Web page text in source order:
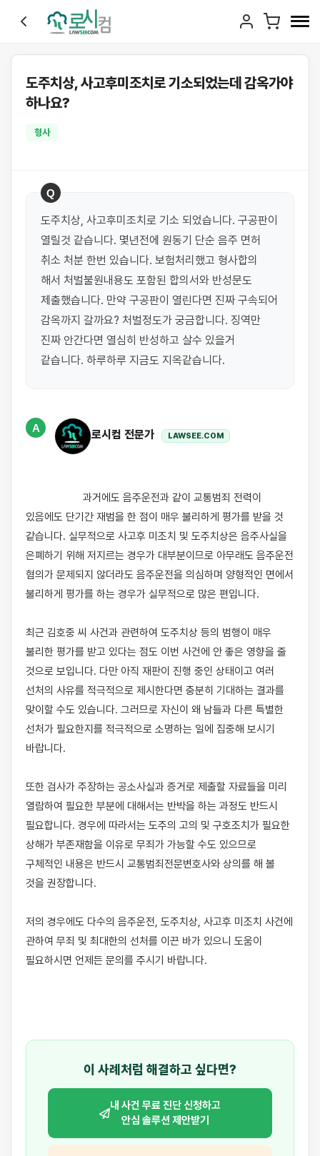
도주치상, 사고후미조치로 기소되었는데 감옥가야
하나요?
형사
Q
도주치상, 사고후미조치로 기소 되었습니다. 구공판이
열릴것 같습니다. 몇년전에 원동기 단순 음주 면허
취소 처분 한번 있습니다. 보험처리했고 형사합의
해서 처벌불원내용도 포함된 합의서와 반성문도
제출했습니다. 만약 구공판이 열린다면 진짜 구속되어
감옥까지 갈까요? 처벌정도가 궁금합니다. 징역만
진짜 안간다면 열심히 반성하고 살수 있을거
같습니다. 하루하루 지금도 지옥같습니다.
A
로시컴 전문가 LAWSEE.COM
있음에도 단기간 재범을 한 점이 매우 불리하게 평가를 받을 것
같습니다. 실무적으로 사고후 미조치 및 도주치상은 음주사실을
은폐하기 위해 저지르는 경우가 대부분이므로 아무래도 음주운전
혐의가 문제되지 않더라도 음주운전을 의심하며 양형적인 면에서
불리하게 평가를 하는 경우가 실무적으로 많은 편입니다.
최근 김호중 씨 사건과 관련하여 도주치상 등의 범행이 매우
불리한 평가를 받고 있다는 점도 이번 사건에 안 좋은 영향을 줄
것으로 보입니다. 다만 아직 재판이 진행 중인 상태이고 여러
선처의 사유를 적극적으로 제시한다면 충분히 기대하는 결과를
맞이할 수도 있습니다. 그러므로 자신이 왜 남들과 다른 특별한
선처가 필요한지를 적극적으로 소명하는 일에 집중해 보시기
바랍니다.
또한 검사가 주장하는 공소사실과 증거로 제출할 자료들을 미리
열람하여 필요한 부분에 대해서는 반박을 하는 과정도 반드시
필요합니다. 경우에 따라서는 도주의 고의 및 구호조치가 필요한
상해가 부존재함을 이유로 무죄가 가능할 수도 있으므로
구체적인 내용은 반드시 교통범죄전문변호사와 상의를 해 볼
것을 권장합니다.
저의 경우에도 다수의 음주운전, 도주치상, 사고후 미조치 사건에
관하여 무죄 및 최대한의 선처를 이끈 바가 있으니 도움이
필요하시면 언제든 문의를 주시기 바랍니다.
이 사례처럼 해결하고 싶다면?
내 사건 무료 진단 신청하고
안심 솔루션 제안받기